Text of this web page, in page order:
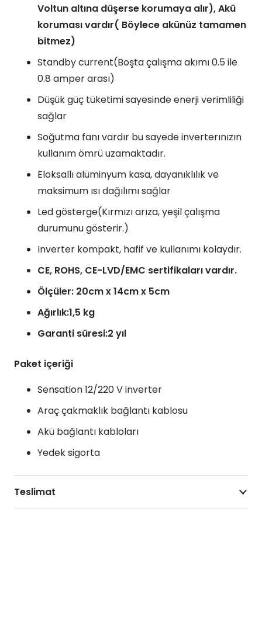
Voltun altına düşerse korumaya alır), Akü
koruması vardır( Böylece akünüz tamamen
bitmez)
Standby current(Boşta çalışma akımı 0.5 ile
0.8 amper arası)
Düşük güç tüketimi sayesinde enerji verimliliği
sağlar
Soğutma fanı vardır bu sayede inverterınızın
kullanım ömrü uzamaktadır.
Eloksallı alüminyum kasa, dayanıklılık ve
maksimum ısı dağılımı sağlar
Led gösterge(Kırmızı arıza, yeşil çalışma
durumunu gösterir.)
Inverter kompakt, hafif ve kullanımı kolaydır.
CE, ROHS, CE-LVD/EMC sertifikaları vardır.
Ölçüler: 20cm x 14cm x 5cm
Ağırlık:1,5 kg
Garanti süresi:2 yıl
Paket içeriği
Sensation 12/220 V inverter
Araç çakmaklık bağlantı kablosu
Akü bağlantı kabloları
Yedek sigorta
Teslimat